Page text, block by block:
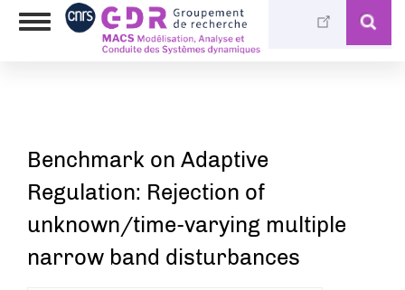
Aller
Toggle
Photothèque
Médiathèque
Benchmark on Adaptive
Regulation: Rejection of
unknown/time-varying multiple
narrow band disturbances